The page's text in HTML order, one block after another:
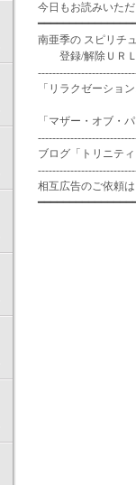
今日もお読みいた
南亜季の スピリチ
登録/解除ＵＲＬ
「リラクゼー
「マザー・オブ・
ブログ「トリニ
相互広告のご依頼